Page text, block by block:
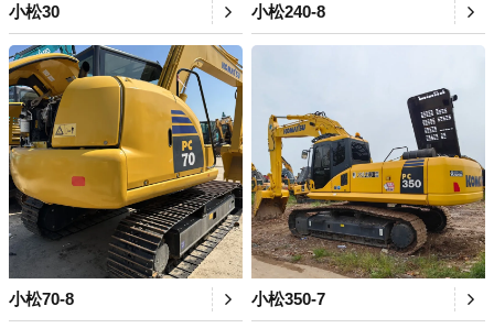
小松30 小松240-8
小松70-8 小松350-7